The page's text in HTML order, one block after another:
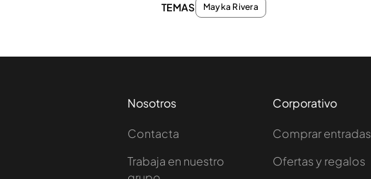
TEMAS Mayka Rivera
Nosotros
Contacta
Trabaja en nuestro
Corporativo
Comprar entradas
Ofertas y regalos